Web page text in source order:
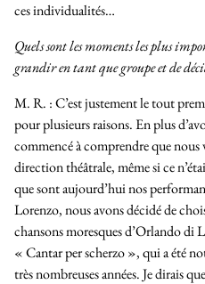
ces individualités…
Quels sont les moments les plus
grandir en tant que groupe et de
M. R. :C’est justement le tout
pour plusieurs raisons. En plus
commencé à comprendre que
direction théâtrale, même si ce
que sont aujourd’hui nos
Lorenzo, nous avons décidé de
chansons moresques d’Orlando di
« Cantar per scherzo », qui a été
très nombreuses années. Je dirais